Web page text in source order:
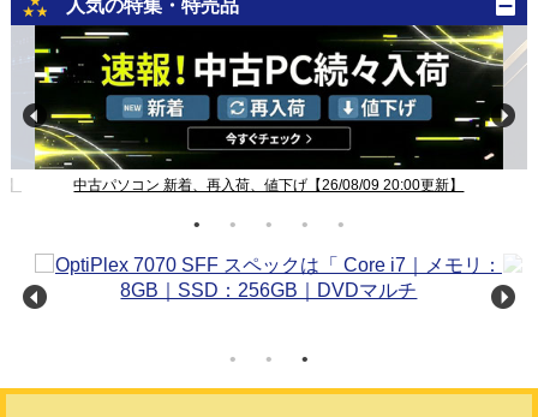
人気の特集・特売品
中古パソコン 新着、再入荷、値下げ【26/08/09 20:00更新】